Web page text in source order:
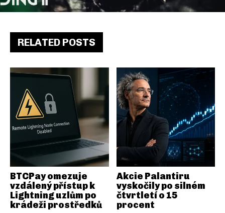
RELATED POSTS
BTCPay omezuje
vzdálený přístup k
Lightning uzlům po
krádeži prostředků
Akcie Palantiru
vyskočily po silném
čtvrtletí o 15
procent